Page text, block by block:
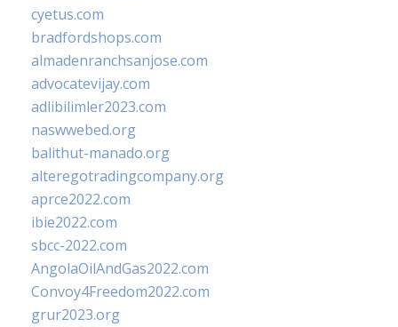
cyetus.com
bradfordshops.com
almadenranchsanjose.com
advocatevijay.com
adlibilimler2023.com
naswwebed.org
balithut-manado.org
alteregotradingcompany.org
aprce2022.com
ibie2022.com
sbcc-2022.com
AngolaOilAndGas2022.com
Convoy4Freedom2022.com
grur2023.org